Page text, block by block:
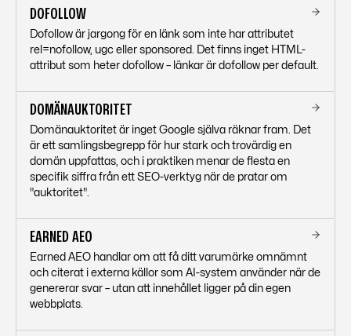
DOFOLLOW
Dofollow är jargong för en länk som inte har attributet
rel=nofollow, ugc eller sponsored. Det finns inget HTML-
attribut som heter dofollow – länkar är dofollow per default.
DOMÄNAUKTORITET
Domänauktoritet är inget Google själva räknar fram. Det
är ett samlingsbegrepp för hur stark och trovärdig en
domän uppfattas, och i praktiken menar de flesta en
specifik siffra från ett SEO-verktyg när de pratar om
"auktoritet".
EARNED AEO
Earned AEO handlar om att få ditt varumärke omnämnt
och citerat i externa källor som AI-system använder när de
genererar svar – utan att innehållet ligger på din egen
webbplats.